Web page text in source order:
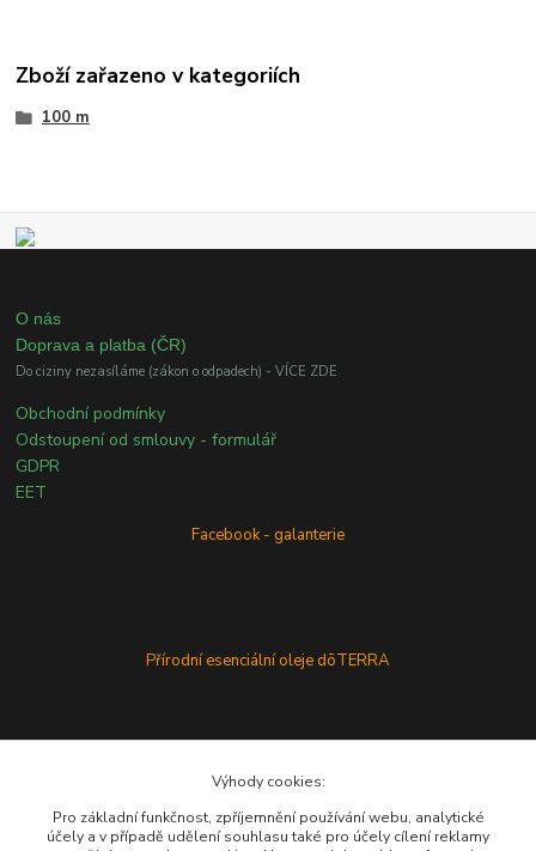
Zboží zařazeno v kategoriích
100 m
O nás
Doprava a platba (ČR)
Do ciziny nezasíláme (zákon o odpadech) - VÍCE ZDE
Obchodní podmínky
Odstoupení od smlouvy - formulář
GDPR
EET
Facebook - galanterie
Přírodní esenciální oleje dōTERRA
Výhody cookies:
Pro základní funkčnost, zpříjemnění používání webu, analytické
účely a v případě udělení souhlasu také pro účely cílení reklamy